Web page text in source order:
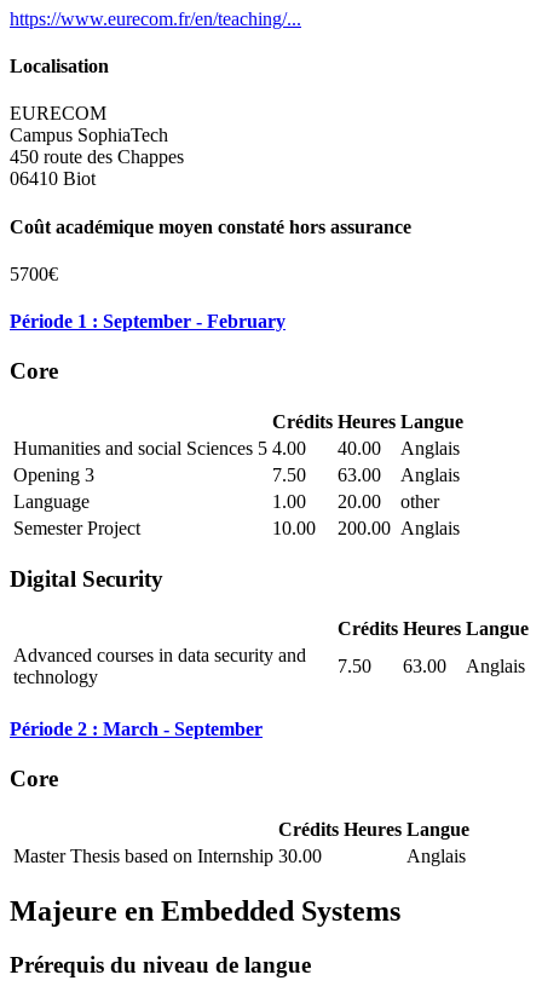
https://www.eurecom.fr/en/teaching/...
Localisation
EURECOM
Campus SophiaTech
450 route des Chappes
06410 Biot
Coût académique moyen constaté hors assurance
5700€
Période 1 : September - February
Core
Crédits Heures Langue
Humanities and social Sciences 5 4.00 40.00
Anglais
Opening 3
7.50 63.00
Anglais
Language
1.00 20.00
other
Semester Project
10.00 200.00 Anglais
Digital Security
Crédits Heures Langue
Advanced courses in data security and
technology
7.50 63.00 Anglais
Période 2 : March - September
Core
Crédits Heures Langue
Master Thesis based on Internship 30.00 Anglais
Majeure en Embedded Systems
Prérequis du niveau de langue